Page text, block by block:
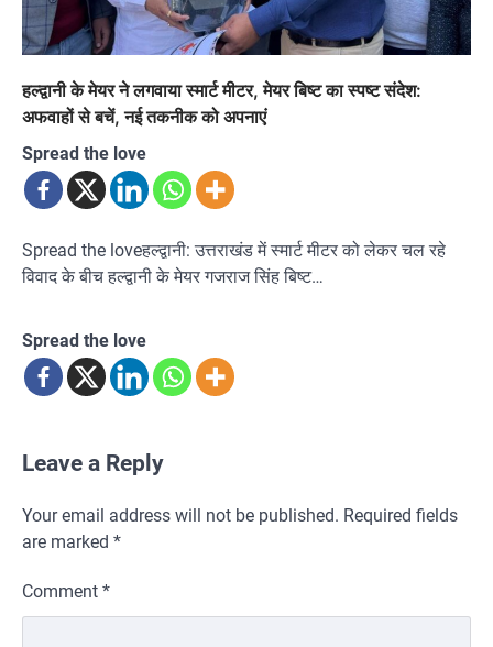
हल्द्वानी के मेयर ने लगवाया स्मार्ट मीटर, मेयर बिष्ट का स्पष्ट संदेश:
अफवाहों से बचें, नई तकनीक को अपनाएं
Spread the love
Spread the loveहल्द्वानी: उत्तराखंड में स्मार्ट मीटर को लेकर चल रहे
विवाद के बीच हल्द्वानी के मेयर गजराज सिंह बिष्ट…
Spread the love
Leave a Reply
Your email address will not be published. Required fields
are marked *
Comment *